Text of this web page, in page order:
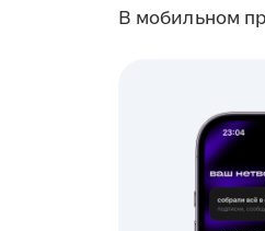
В мобильном